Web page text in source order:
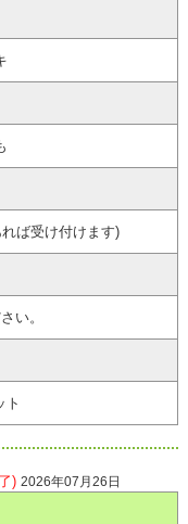
ば受け付けます)
い。
ト
) 2026年07月26日